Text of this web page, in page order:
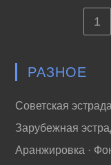
1
РАЗНОЕ
Советская
Зарубежная
Аранжировка ·